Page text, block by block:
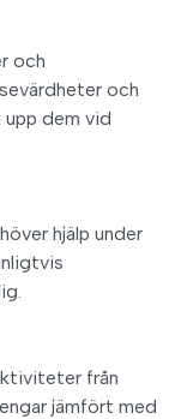
och
och
dem vid
hjälp under
från
jämfört med